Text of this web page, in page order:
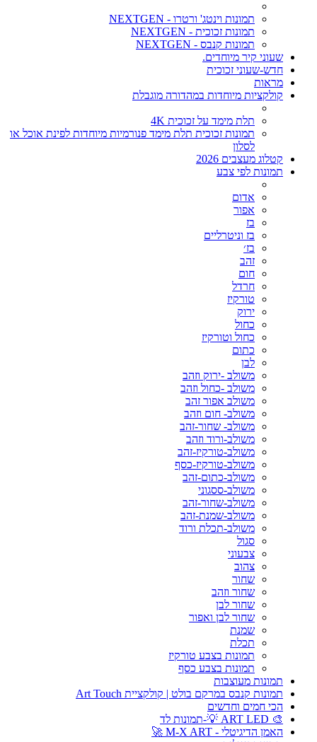
תמונות וינטג' ורטרו - NEXTGEN
תמונות זכוכית - NEXTGEN
תמונות קנבס - NEXTGEN
שעוני קיר מיוחדים.
חדש-שעוני זכוכית
מראות
קולקציות מיוחדות במהדורה מוגבלת
תלת מימד על זכוכית 4K
תמונות זכוכית תלת מימד פנורמיות מיוחדות לפינת אוכל או
לסלון
קטלוג מעצבים 2026
תמונות לפי צבע
אדום
אפור
בז
בז וניטרליים
בז׳
זהב
חום
חרדל
טורקיז
ירוק
כחול
כחול וטורקיז
כתום
לבן
משולב -ירוק וזהב
משולב -כחול וזהב
משולב אפור זהב
משולב- חום וזהב
משולב- שחור-זהב
משולב-ורוד וזהב
משולב-טורקיז-זהב
משולב-טורקיז-כסף
משולב-כתום-זהב
משולב-ססגוני
משולב-שחור-זהב
משולב-שמנת-זהב
משולב-תכלת ורוד
סגול
צבעוני
צהוב
שחור
שחור וזהב
שחור לבן
שחור לבן ואפור
שמנת
תכלת
תמונות בצבע טורקיז
תמונות בצבע כסף
תמונות מעוצבות
תמונות קנבס במרקם בולט | קולקציית Art Touch
הכי חמים וחדשים
🎨 ART LED 💡-תמונות לד
האמן הדיגיטלי - M-X ART 🚀